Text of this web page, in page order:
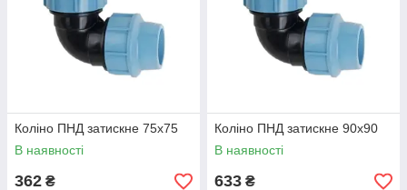
Коліно ПНД затискне 75х75
В наявності
362 ₴
Коліно ПНД затискне 90х90
В наявності
633 ₴